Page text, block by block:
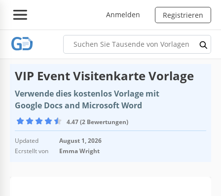
Anmelden Registrieren
VIP Event Visitenkarte Vorlage
Verwende dies kostenlos Vorlage mit
Google Docs and Microsoft Word
4.47 (2 Bewertungen)
Updated
August 1, 2026
Ecrstellt von
Emma Wright